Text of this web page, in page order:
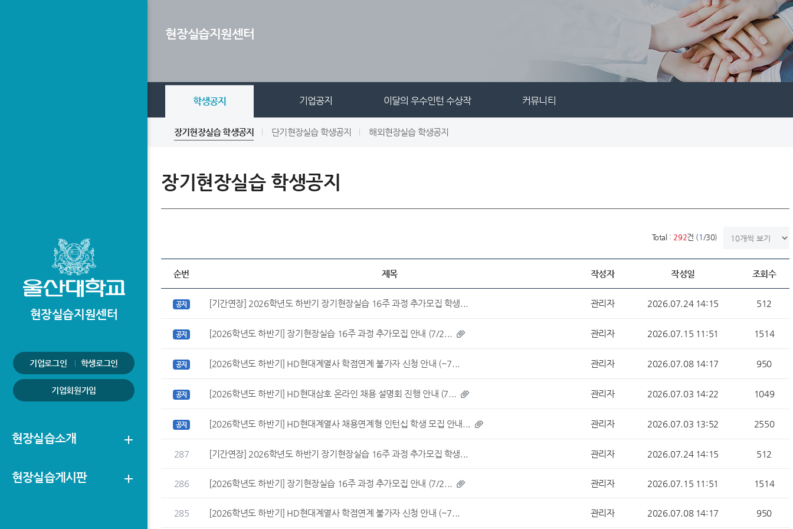
현장실습지원센터
기업로그인 학생로그인
기업회원가입
현장실습소개 add
현장실습게시판 add
현장실습지원센터
학생공지
장기현장실습 학생공지 단기현장실습 학생공지 해외현장실습 학생공지
기업공지 이달의 우수인턴 수상작 커뮤니티
장기현장실습 학생공지
Total : 292건 (1 /30)
순번 제목 작성자 작성일 조회수
공지 [기간연장] 2026학년도 하반기 장기현장실습 16주 과정 추가모집 학생... 관리자 2026.07.24 14:15 512
공지 [2026학년도 하반기] 장기현장실습 16주 과정 추가모집 안내 (7/2... 관리자 2026.07.15 11:51 1514
공지 [2026학년도 하반기] HD현대계열사 학점연계 불가자 신청 안내 (~7... 관리자 2026.07.08 14:17 950
공지 [2026학년도 하반기] HD현대삼호 온라인 채용 설명회 진행 안내 (7... 관리자 2026.07.03 14:22 1049
공지 [2026학년도 하반기] HD현대계열사 채용연계형 인턴십 학생 모집 안내... 관리자 2026.07.03 13:52 2550
287 [기간연장] 2026학년도 하반기 장기현장실습 16주 과정 추가모집 학생... 관리자 2026.07.24 14:15 512
286 [2026학년도 하반기] 장기현장실습 16주 과정 추가모집 안내 (7/2... 관리자 2026.07.15 11:51 1514
285 [2026학년도 하반기] HD현대계열사 학점연계 불가자 신청 안내 (~7... 관리자 2026.07.08 14:17 950